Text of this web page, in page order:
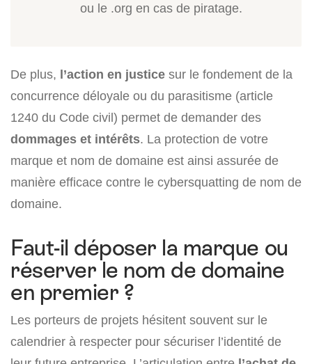
ou le .org en cas de piratage.
De plus, l’action en justice sur le fondement de la
concurrence déloyale ou du parasitisme (article
1240 du Code civil) permet de demander des
dommages et intérêts. La protection de votre
marque et nom de domaine est ainsi assurée de
manière efficace contre le cybersquatting de nom de
domaine.
Faut-il déposer la marque ou
réserver le nom de domaine
en premier ?
Les porteurs de projets hésitent souvent sur le
calendrier à respecter pour sécuriser l’identité de